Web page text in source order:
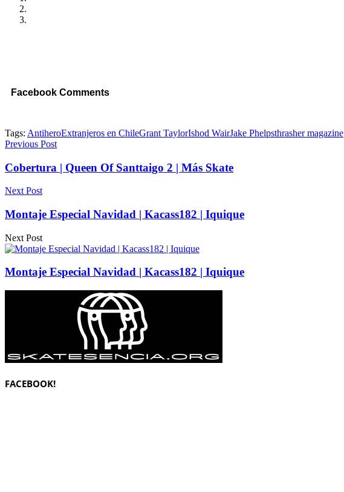
Facebook Comments
Tags: AntiheroExtranjeros en ChileGrant TaylorIshod WairJake Phelpsthrasher magazine
Previous Post
Cobertura | Queen Of Santtaigo 2 | Más Skate
Next Post
Montaje Especial Navidad | Kacass182 | Iquique
Next Post
Montaje Especial Navidad | Kacass182 | Iquique
FACEBOOK!